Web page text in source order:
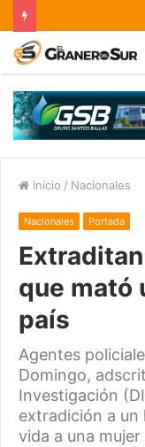
Inicio / Nacionales
Nacionales Portada
que mató
país
Agentes
Domingo,
Investigación
extradición a un
vida a una